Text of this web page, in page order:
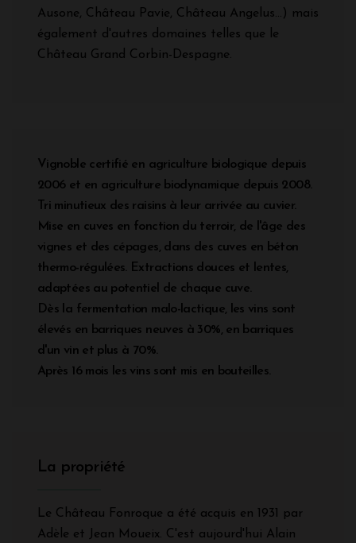
Ausone, Château Pavie, Château Angelus...) mais
également d'autres domaines telles que le
Château Grand Corbin-Despagne.
Vignoble certifié en agriculture biologique depuis
2006 et en agriculture biodynamique depuis 2008.
Tri minutieux des raisins à leur arrivée au cuvier.
Mise en cuves en fonction du terroir, de l'âge des
vignes et des cépages, dans des cuves en béton
thermo-régulées. Extractions douces et lentes,
adaptées au potentiel de chaque cuve.
Dès la fermentation malo-lactique, les vins sont
élevés en barriques neuves à 30%, en barriques
d'un vin et plus à 70%.
Après 16 mois les vins sont mis en bouteilles.
La propriété
Le Château Fonroque a été acquis en 1931 par
Adèle et Jean Moueix. C'est aujourd'hui Alain